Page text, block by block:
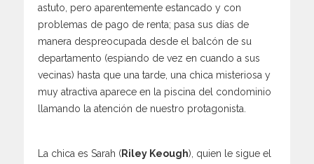
astuto, pero aparentemente estancado y con
problemas de pago de renta; pasa sus días de
manera despreocupada desde el balcón de su
departamento (espiando de vez en cuando a sus
vecinas) hasta que una tarde, una chica misteriosa y
muy atractiva aparece en la piscina del condominio
llamando la atención de nuestro protagonista.
La chica es Sarah (Riley Keough), quien le sigue el